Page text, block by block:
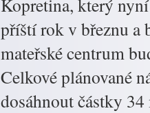
Kopretina, který
příští rok v březnu a
mateřské centrum
Celkové plánované
dosáhnout částky